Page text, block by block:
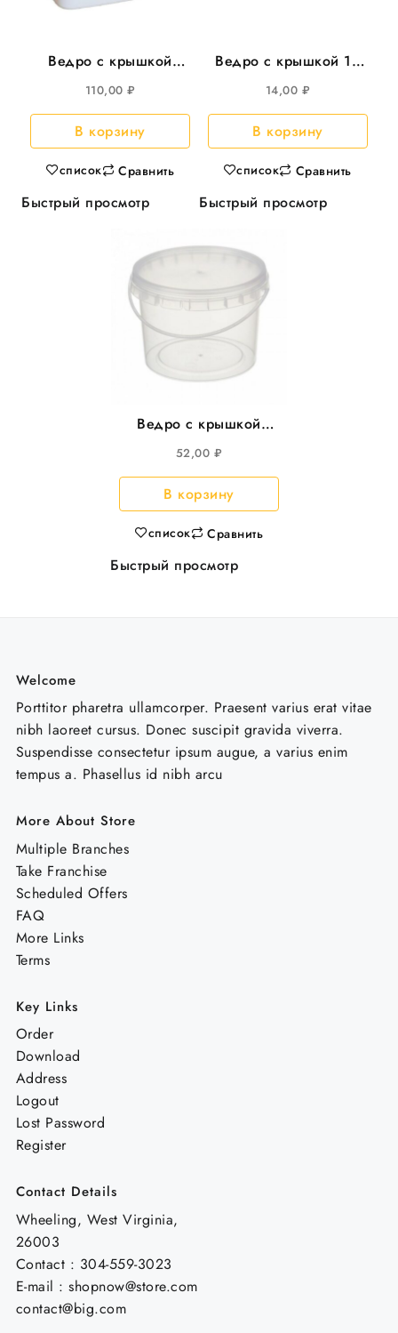
Ведро с крышкой
5,8л прямоуг
293*198мм, с
металл.ручкой 25шт/
уп
110,00₽
В корзину
список Сравнить
Быстрый просмотр
Ведро с крышкой 1л
круглое , d=131мм
300шт/уп
14,00 ₽
В корзину
список Сравнить
Быстрый просмотр
Ведро с крышкой
2,75л круглое,
d=173мм, 90шт/уп
52,00 ₽
В корзину
список Сравнить
Быстрый просмотр
Welcome
Porttitor pharetra ullamcorper. Praesent varius erat vitae
nibh laoreet cursus. Donec suscipit gravida viverra.
Suspendisse consectetur ipsum augue, a varius enim
tempus a. Phasellus id nibh arcu
More About Store
Multiple Branches
Take Franchise
Scheduled Offers
FAQ
More Links
Terms
Key Links
Order
Download
Address
Logout
Lost Password
Register
Contact Details
Wheeling, West Virginia,
26003
Contact : 304-559-3023
E-mail : shopnow@store.com
contact@big.com